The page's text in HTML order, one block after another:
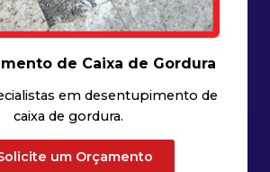
de Caixa de Gordura
em desentupimento de
caixa de gordura.
um Orçamento